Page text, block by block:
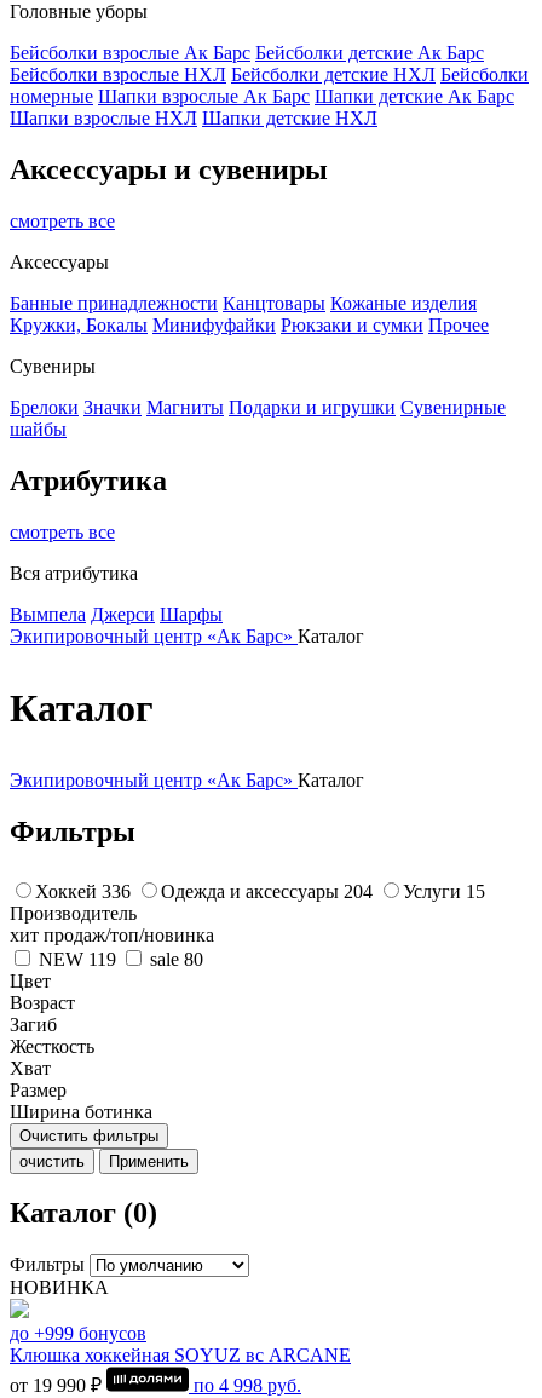
Головные уборы
Бейсболки взрослые Ак Барс Бейсболки детские Ак Барс
Бейсболки взрослые НХЛ Бейсболки детские НХЛ Бейсболки
номерные Шапки взрослые Ак Барс Шапки детские Ак Барс
Шапки взрослые НХЛ Шапки детские НХЛ
Аксессуары и сувениры
смотреть все
Аксессуары
Банные принадлежности Канцтовары Кожаные изделия
Кружки, Бокалы Минифуфайки Рюкзаки и сумки Прочее
Сувениры
Брелоки Значки Магниты Подарки и игрушки Сувенирные
шайбы
Атрибутика
смотреть все
Вся атрибутика
Вымпела Джерси Шарфы
Экипировочный центр «Ак Барс» Каталог
Каталог
Экипировочный центр «Ак Барс» Каталог
Фильтры
Хоккей 336 Одежда и аксессуары 204 Услуги 15
Производитель
хит продаж/топ/новинка
NEW 119 sale 80
Цвет
Возраст
Загиб
Жесткость
Хват
Размер
Ширина ботинка
Очистить фильтры
очистить
Применить
Каталог (0)
Фильтры
НОВИНКА
до +999 бонусов
Клюшка хоккейная SOYUZ вс ARCANE
от 19 990 ₽
по 4 998 руб.